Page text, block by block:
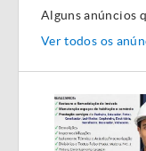
Alguns anúncios
Ver todos os